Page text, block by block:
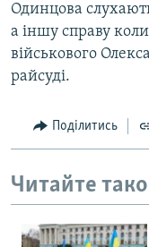
Одинцова
а іншу справу
військового
райсуді.
Поділитись
Читайте